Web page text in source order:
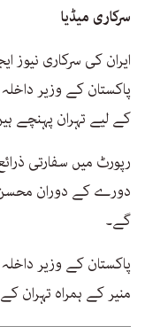
سرکاری میڈیا
ایران کی سرکاری نیوز
پاکستان کے وزیر
کے لیے تہران پہنچے
رپورٹ میں سفارتی
دورے کے دوران محسن
گے۔
منیر کے ہمراہ تہران